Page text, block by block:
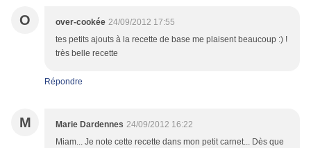
O over-cookée 24/09/2012 17:55
tes petits ajouts à la recette de base me plaisent beaucoup :) !
très belle recette
Répondre
M Marie Dardennes 24/09/2012 16:22
Miam... Je note cette recette dans mon petit carnet... Dès que